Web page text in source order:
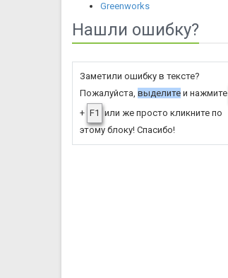
Greenworks
Нашли ошибку?
Заметили ошибку в тексте?
Пожалуйста, выделите и нажмите
+ F1 или же просто кликните по
этому блоку! Спасибо!